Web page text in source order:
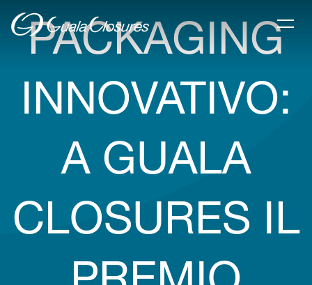
PACKAGING
INNOVATIVO:
A GUALA
CLOSURES IL